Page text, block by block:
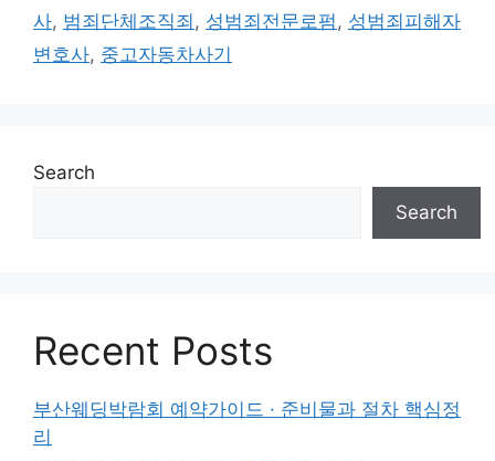
사, 범죄단체조직죄 , 성범죄전문로펌 , 성범죄피해자
변호사, 중고자동차사기
Search
Search
Recent Posts
부산웨딩박람회 예약가이드 · 준비물과 절차 핵심정
리